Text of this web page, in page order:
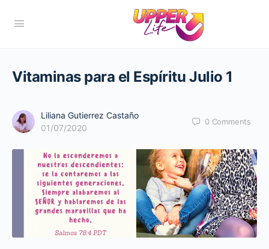
Vitaminas para el Espíritu Julio 1
Liliana Gutierrez Castaño
01/07/2020
0 Comments